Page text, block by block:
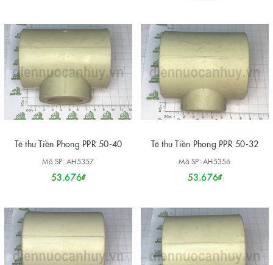
Tê thu Tiền Phong PPR 50-40
Mã SP: AH5357
53.676₫
Tê thu Tiền Phong PPR 50-32
Mã SP: AH5356
53.676₫